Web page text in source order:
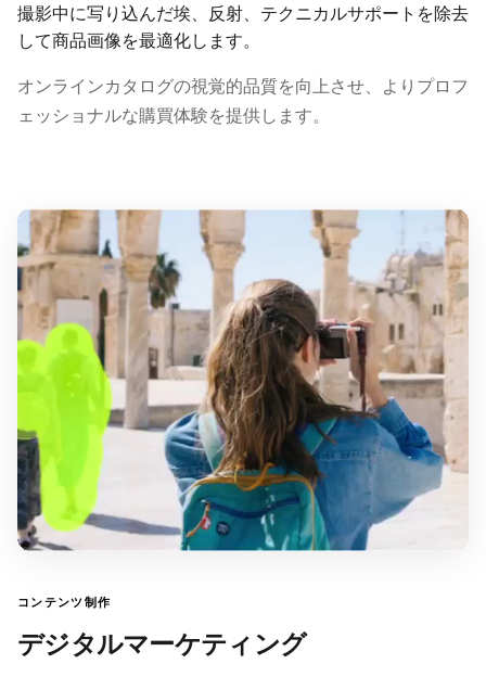
撮影中に写り込んだ埃、反射、テクニカルサポートを除去
して商品画像を最適化します。
オンラインカタログの視覚的品質を向上させ、よりプロフ
ェッショナルな購買体験を提供します。
コンテンツ制作
デジタルマーケティング